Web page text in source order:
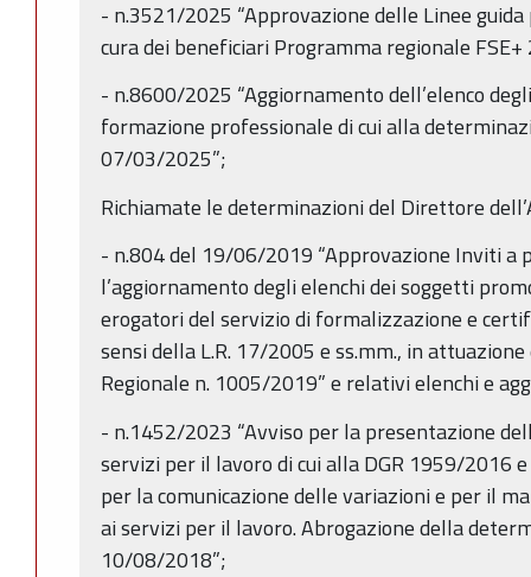
- n.3521/2025 “Approvazione delle Linee
cura dei beneficiari Programma regionale
- n.8600/2025 “Aggiornamento dell’elenco
formazione professionale di cui alla
07/03/2025”;
Richiamate le determinazioni del Direttore
- n.804 del 19/06/2019 “Approvazione Inviti a
l’aggiornamento degli elenchi dei soggetti
erogatori del servizio di formalizzazione e
sensi della L.R. 17/2005 e ss.mm., in
Regionale n. 1005/2019” e relativi elenchi e
- n.1452/2023 “Avviso per la presentazione
servizi per il lavoro di cui alla DGR 1959/2016
per la comunicazione delle variazioni e per il
ai servizi per il lavoro. Abrogazione della
10/08/2018”;